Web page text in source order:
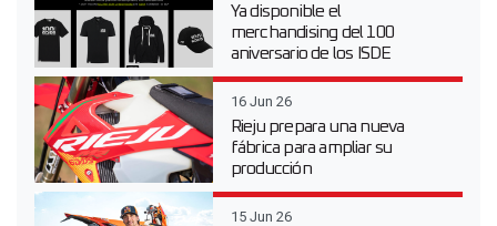
Ya disponible el
merchandising del 100
aniversario de los ISDE
16 Jun 26
Rieju prepara una nueva
fábrica para ampliar su
producción
15 Jun 26